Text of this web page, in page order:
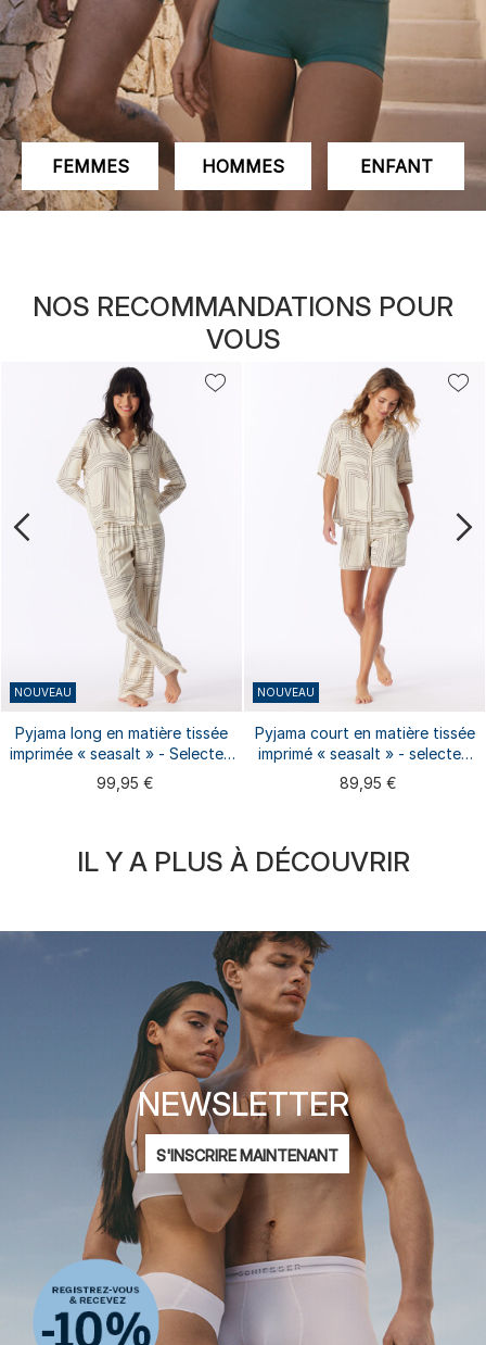
FEMMES HOMMES ENFANT
NOS RECOMMANDATIONS POUR
VOUS
NOUVEAU
Pyjama long en matière tissée
imprimée « seasalt » - Selected
Premium
99,95 €
NOUVEAU
Pyjama court en matière tissée
imprimé « seasalt » - selected
premium
89,95 €
IL Y A PLUS À DÉCOUVRIR
NEWSLETTER
Adresse
mail
S'INSCRIRE MAINTENANT
Je suis intéressé par :
Mode féminine
Mode masculine
Mode enfantine
ADIDAS
Déclaration de